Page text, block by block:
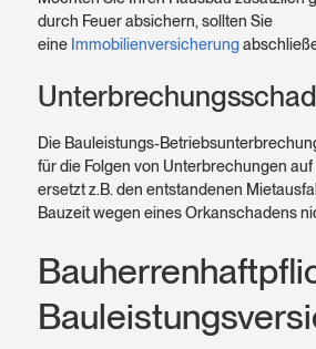
durch Feuer absichern, sollten Sie
eine Immobilienversicherung
Die Bauleistungs-
für die Folgen von Unter­brechungen
ersetzt z.B. den entstandenen
Bauzeit wegen eines Orkan­schadens